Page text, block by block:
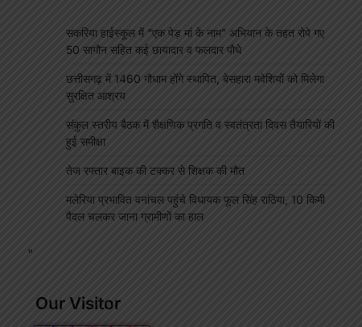
सकरिया हाईस्कूल में “एक पेड़ मां के नाम” अभियान के तहत रोपे गए
50 सागौन सहित कई छायादार व फलदार पौधे
छत्तीसगढ़ में 1460 गौधाम होंगे स्थापित, बेसहारा मवेशियों को मिलेगा
सुरक्षित आश्रय
संकुल स्तरीय बैठक में शैक्षणिक प्रगति व स्वतंत्रता दिवस तैयारियों की
हुई समीक्षा
तेज रफ्तार बाइक की टक्कर से शिक्षक की मौत
मलेरिया प्रभावित वनांचल पहुंचे विधायक फूल सिंह राठिया, 10 किमी
पैदल चलकर जाना ग्रामीणों का हाल
"
Our Visitor